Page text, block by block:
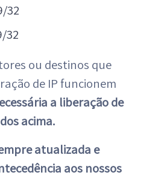
32
32
ou destinos que
de IP funcionem
a liberação de
acima.
atualizada e
aos nossos